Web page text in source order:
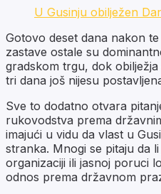
U Gusinju obilježen
Gotovo deset dana nakon
zastave ostale su
gradskom trgu, dok
tri dana još nijesu
Sve to dodatno otvara
rukovodstva prema
imajući u vidu da vlast u
stranka. Mnogi se pitaju da
organizaciji ili jasnoj poruci
odnos prema državnom